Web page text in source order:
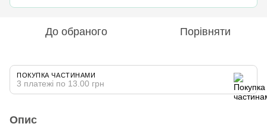
До обраного Порівняти
ПОКУПКА ЧАСТИНАМИ
3 платежі по 13.00 грн
Опис